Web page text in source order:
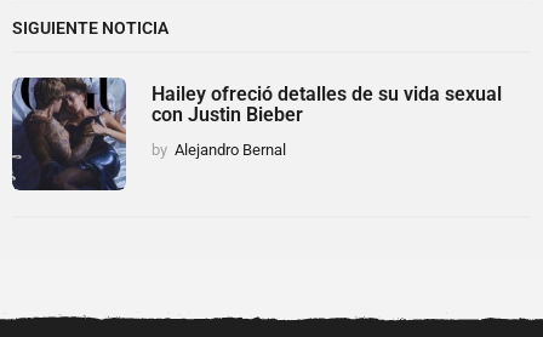
SIGUIENTE NOTICIA
Hailey ofreció detalles de su vida sexual
con Justin Bieber
by Alejandro Bernal